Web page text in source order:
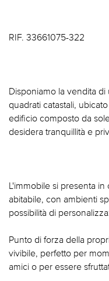
RIF. 33661075-322
Disponiamo la vendita
quadrati catastali,
edificio composto da
desidera tranquillità e
L'immobile si presenta
abitabile, con ambienti
possibilità di
Punto di forza della
vivibile, perfetto per
amici o per essere